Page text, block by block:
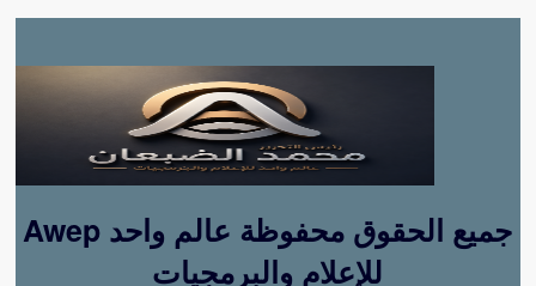
Awep جميع الحقوق محفوظة عالم واحد
للإعلام والبرمجيات